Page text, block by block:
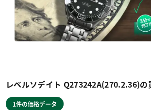
レベルソデイト Q273242A(270.2.36)の
1件の価格データ